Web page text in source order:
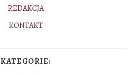
REDAKCJA
KONTAKT
KATEGORIE: